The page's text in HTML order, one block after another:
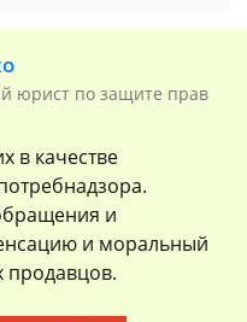
юрист по защите прав
в качестве
и
и моральный
продавцов.